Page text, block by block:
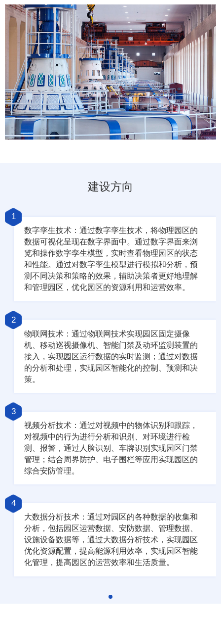
建设方向
1
数字孪生技术：通过数字孪生技术，将物理园区的
数据可视化呈现在数字界面中。通过数字界面来浏
览和操作数字孪生模型，实时查看物理园区的状态
和性能。通过对数字孪生模型进行模拟和分析，预
测不同决策和策略的效果，辅助决策者更好地理解
和管理园区，优化园区的资源利用和运营效率。
2
物联网技术：通过物联网技术实现园区固定摄像
机、移动巡视摄像机、智能门禁及动环监测装置的
接入，实现园区运行数据的实时监测；通过对数据
的分析和处理，实现园区智能化的控制、预测和决
策。
3
视频分析技术：通过对视频中的物体识别和跟踪，
对视频中的行为进行分析和识别、对环境进行检
测、报警，通过人脸识别、车牌识别实现园区门禁
管理；结合周界防护、电子围栏等应用实现园区的
综合安防管理。
4
大数据分析技术：通过对园区的各种数据的收集和
分析，包括园区运营数据、安防数据、管理数据、
设施设备数据等，通过大数据分析技术，实现园区
优化资源配置，提高能源利用效率，实现园区智能
化管理，提高园区的运营效率和生活质量。